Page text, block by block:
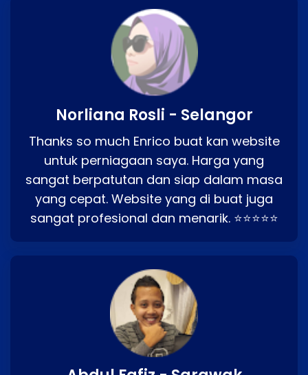
Norliana Rosli - Selangor
Thanks so much Enrico buat kan website
untuk perniagaan saya. Harga yang
sangat berpatutan dan siap dalam masa
yang cepat. Website yang di buat juga
sangat profesional dan menarik. ⭐⭐⭐⭐⭐